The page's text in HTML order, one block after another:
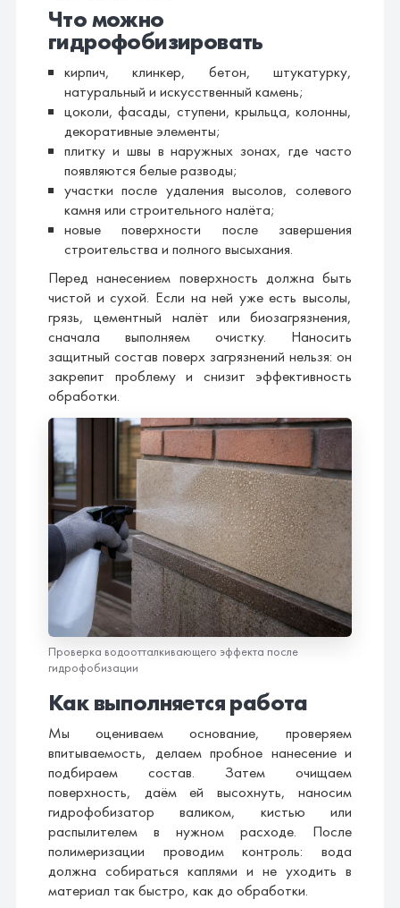
Что можно
гидрофобизировать
кирпич, клинкер, бетон, штукатурку,
натуральный и искусственный камень;
цоколи, фасады, ступени, крыльца, колонны,
декоративные элементы;
плитку и швы в наружных зонах, где часто
появляются белые разводы;
участки после удаления высолов, солевого
камня или строительного налёта;
новые поверхности после завершения
строительства и полного высыхания.
Перед нанесением поверхность должна быть
чистой и сухой. Если на ней уже есть высолы,
грязь, цементный налёт или биозагрязнения,
сначала выполняем очистку. Наносить
защитный состав поверх загрязнений нельзя: он
закрепит проблему и снизит эффективность
обработки.
Проверка водоотталкивающего эффекта после
гидрофобизации
Как выполняется работа
Мы оцениваем основание, проверяем
впитываемость, делаем пробное нанесение и
подбираем состав. Затем очищаем
поверхность, даём ей высохнуть, наносим
гидрофобизатор валиком, кистью или
распылителем в нужном расходе. После
полимеризации проводим контроль: вода
должна собираться каплями и не уходить в
материал так быстро, как до обработки.